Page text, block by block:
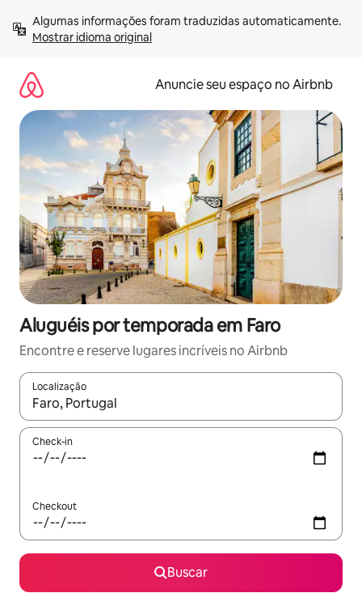
para
Mostrar idioma original
Anuncie seu espaço no Airbnb
Aluguéis por temporada em Faro
Encontre e reserve lugares incríveis no Airbnb
Localização
Quando os resultados estiverem disponíveis, explore-os
Check-in
Checkout
Buscar